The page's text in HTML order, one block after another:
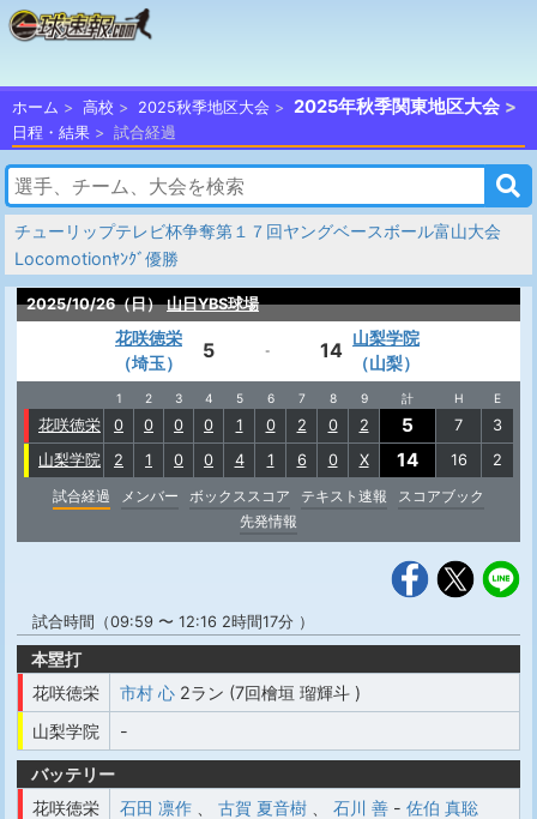
ホーム 高校 2025秋季地区大会 2025年秋季関東地区大会
日程・結果 試合経過
チューリップテレビ杯争奪第１７回ヤングベースボール富山大会
Locomotionﾔﾝｸﾞ優勝
2025/10/26（日） 山日YBS球場
花咲徳栄
（埼玉）
5 - 14 山梨学院
（山梨）
1 2 3 4 5 6 7 8 9 計 H E
花咲徳栄 0 0 0 0 1 0 2 0 2 5 7
3
山梨学院
2 1 0 0 4 1 6 0 X 14 16
2
試合経過
メンバー ボックススコア テキスト速報
スコアブック
先発情報
試合時間（09:59 〜 12:16 2時間17分 ）
本塁打
花咲徳栄
市村 心 2ラン (7回檜垣 瑠輝斗 )
山梨学院
-
バッテリー
花咲徳栄
石田 凛作 古賀 夏音樹 石川 善 - 佐伯 真聡